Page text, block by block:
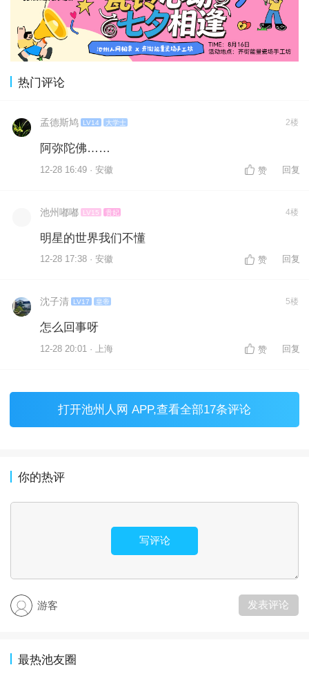
热门评论
孟德斯鸠 LV14 大学士 2楼
阿弥陀佛……
12-28 16:49 · 安徽 赞 回复
池州嘟嘟 LV15 贵妃 4楼
明星的世界我们不懂
12-28 17:38 · 安徽 赞 回复
沈子清 LV17 皇帝 5楼
怎么回事呀
12-28 20:01 · 上海 赞 回复
打开池州人网 APP,查看全部17条评论
你的热评
写评论
游客 发表评论
最热池友圈